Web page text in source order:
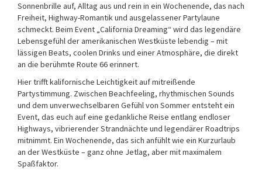
Sonnenbrille auf, Alltag aus und rein in ein Wochenende, das nach
Freiheit, Highway-Romantik und ausgelassener Partylaune
schmeckt. Beim Event „California Dreaming“ wird das legendäre
Lebensgefühl der amerikanischen Westküste lebendig – mit
lässigen Beats, coolen Drinks und einer Atmosphäre, die direkt
an die berühmte Route 66 erinnert.
Hier trifft kalifornische Leichtigkeit auf mitreißende
Partystimmung. Zwischen Beachfeeling, rhythmischen Sounds
und dem unverwechselbaren Gefühl von Sommer entsteht ein
Event, das euch auf eine gedankliche Reise entlang endloser
Highways, vibrierender Strandnächte und legendärer Roadtrips
mitnimmt. Ein Wochenende, das sich anfühlt wie ein Kurzurlaub
an der Westküste – ganz ohne Jetlag, aber mit maximalem
Spaßfaktor.